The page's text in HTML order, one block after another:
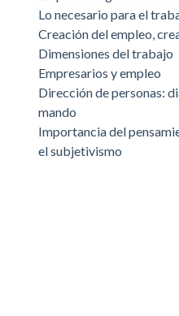
Lo necesario para el
Creación del empleo,
Dimensiones del trabajo
Empresarios y empleo
Dirección de personas:
mando
Importancia del
el subjetivismo